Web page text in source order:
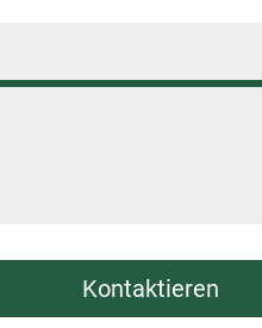
Kontaktieren